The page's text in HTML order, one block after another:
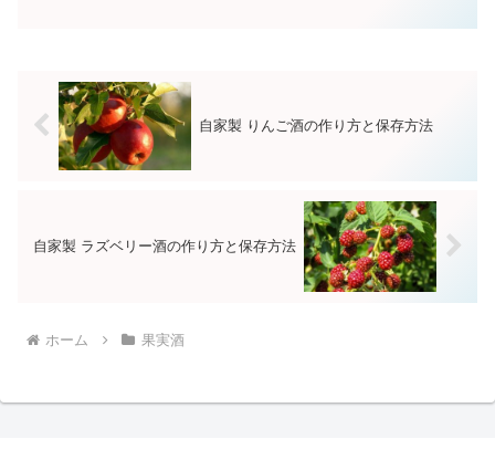
されるアントシアニンやクエン酸の、タ
自家製 りんご酒の作り方と保存方法
自家製 ラズベリー酒の作り方と保存方法
ホーム 果実酒